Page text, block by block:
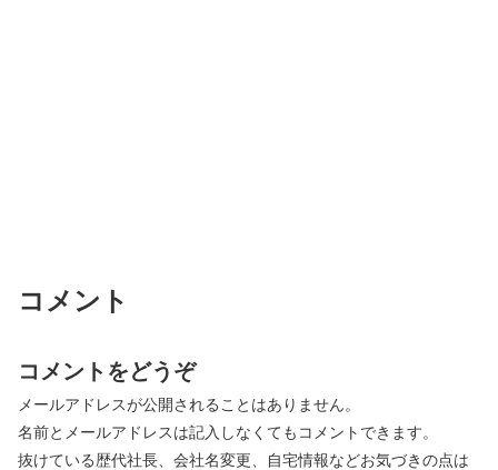
コメント
コメントをどうぞ
メールアドレスが公開されることはありません。
名前とメールアドレスは記入しなくてもコメントできます。
抜けている歴代社長、会社名変更、自宅情報などお気づきの点は